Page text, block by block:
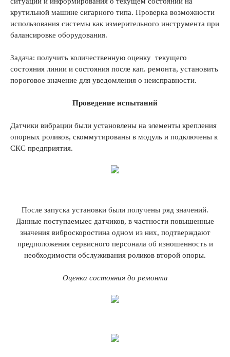
крутильной машине сигарного типа. Проверка возможности
использования системы как измерительного инструмента при
балансировке оборудования.
Задача: получить количественную оценку текущего
состояния линии и состояния после кап. ремонта, установить
пороговое значение для уведомления о неисправности.
Проведение испытаний
Датчики вибрации были установлены на элементы крепления
опорных роликов, скоммутированы в модуль и подключены к
СКС предприятия.
После запуска установки были получены ряд значений.
Данные поступаемыес датчиков, в частности повышенные
значения виброскоростина одном из них, подтверждают
предположения сервисного персонала об изношенность и
необходимости обслуживания роликов второй опоры.
Оценка состояния до ремонта